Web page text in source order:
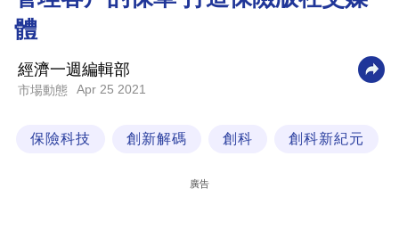
商
科
技
體
經濟一週編輯部
市場動態 Apr 25 2021
保險科技 創新解碼 創科 創科新紀元
廣告